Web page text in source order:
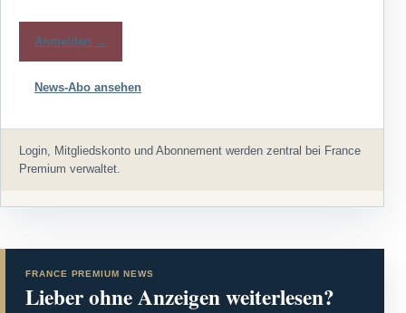
Anmelden →
News-Abo ansehen
Login, Mitgliedskonto und Abonnement werden zentral bei France
Premium verwaltet.
FRANCE PREMIUM NEWS
Lieber ohne Anzeigen weiterlesen?